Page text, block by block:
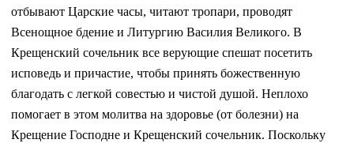
отбывают Царские часы, читают тропари, проводят
Всенощное бдение и Литургию Василия Великого. В
Крещенский сочельник все верующие спешат посетить
исповедь и причастие, чтобы принять божественную
благодать с легкой совестью и чистой душой. Неплохо
помогает в этом молитва на здоровье (от болезни) на
Крещение Господне и Крещенский сочельник. Поскольку